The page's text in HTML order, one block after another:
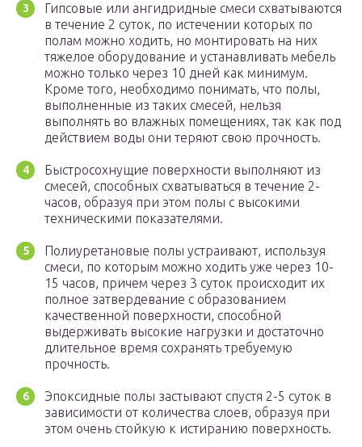
Гипсовые или ангидридные смеси схватываются
в течение 2 суток, по истечении которых по
полам можно ходить, но монтировать на них
тяжелое оборудование и устанавливать мебель
можно только через 10 дней как минимум.
Кроме того, необходимо понимать, что полы,
выполненные из таких смесей, нельзя
выполнять во влажных помещениях, так как под
действием воды они теряют свою прочность.
Быстросохнущие поверхности выполняют из
смесей, способных схватываться в течение 2-
часов, образуя при этом полы с высокими
техническими показателями.
Полиуретановые полы устраивают, используя
смеси, по которым можно ходить уже через 10-
15 часов, причем через 3 суток происходит их
полное затвердевание с образованием
качественной поверхности, способной
выдерживать высокие нагрузки и достаточно
длительное время сохранять требуемую
прочность.
Эпоксидные полы застывают спустя 2-5 суток в
зависимости от количества слоев, образуя при
этом очень стойкую к истиранию поверхность.